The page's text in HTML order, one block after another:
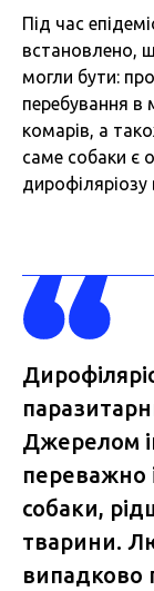
Під час
встановлено,
могли бути:
перебування в
комарів, а
саме собаки є
дирофіляріозу
Джерелом
переважно
собаки,
тварини.
випадково